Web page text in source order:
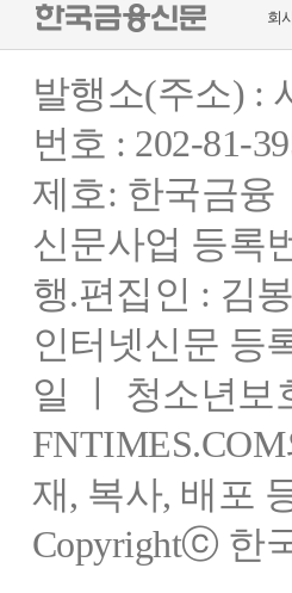
회
발행소(주소) :
번호 : 202-81-
제호: 한국금융
신문사업 등록
행.편집인 : 김
인터넷신문 등
일 ㅣ 청소년보
재, 복사, 배포
Copyrightⓒ 한